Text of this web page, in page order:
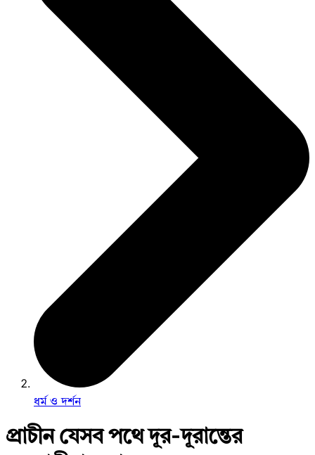
ধর্ম ও দর্শন
প্রাচীন যেসব পথে দূর-দূরান্তের